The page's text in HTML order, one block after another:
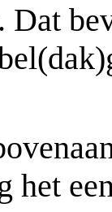
Dat
het